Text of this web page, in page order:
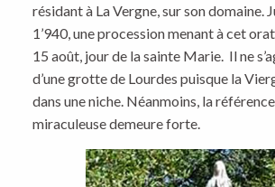
résidant à La Vergne, sur son domaine.
1’940, une procession menant à cet
15 août, jour de la sainte Marie. Il ne
d’une grotte de Lourdes puisque la
dans une niche. Néanmoins, la
miraculeuse demeure forte.